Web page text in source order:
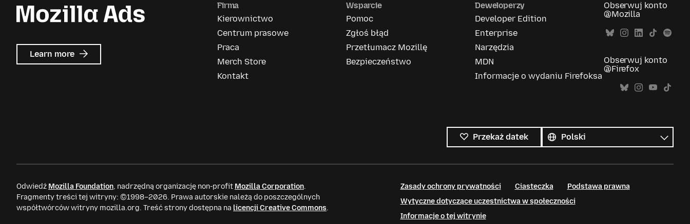
Learn more about
Mozilla
Firma
Kierownictwo
Centrum prasowe
Praca
Merch Store
Kontakt
Wsparcie
Pomoc
Zgłoś błąd
Przetłumacz Mozillę
Bezpieczeństwo
Deweloperzy
Developer Edition
Enterprise
Narzędzia
MDN
Informacje o wydaniu Firefoksa
Obserwuj konto
@Mozilla
Obserwuj konto
@Firefox
Przekaż datek
języki
Język
Odwiedź Mozilla Foundation, nadrzędną organizację non-profit Mozilla Corporation.
Fragmenty treści tej witryny: ©1998–2026. Prawa autorskie należą do poszczególnych
współtwórców witryny mozilla.org. Treść strony dostępna na licencji Creative Commons.
Zasady ochrony prywatności Ciasteczka
Podstawa prawna
Wytyczne dotyczące uczestnictwa w społeczności
Informacje o tej witrynie